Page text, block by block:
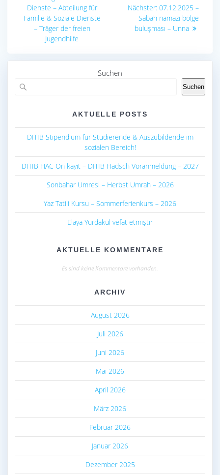
Beitrag:
Dienste – Abteilung für
Familie & Soziale Dienste
– Träger der freien
Jugendhilfe
Nächster: Nächster
Beitrag:
07.12.2025 –
Sabah namazı bölge
buluşması – Unna
Suchen
Suchen
AKTUELLE POSTS
DITIB Stipendium für Studierende & Auszubildende im
sozialen Bereich!
DİTİB HAC Ön kayıt – DITIB Hadsch Voranmeldung – 2027
Sonbahar Umresi – Herbst Umrah – 2026
Yaz Tatili Kursu – Sommerferienkurs – 2026
Elaya Yurdakul vefat etmiştir
AKTUELLE KOMMENTARE
Es sind keine Kommentare vorhanden.
ARCHIV
August 2026
Juli 2026
Juni 2026
Mai 2026
April 2026
März 2026
Februar 2026
Januar 2026
Dezember 2025